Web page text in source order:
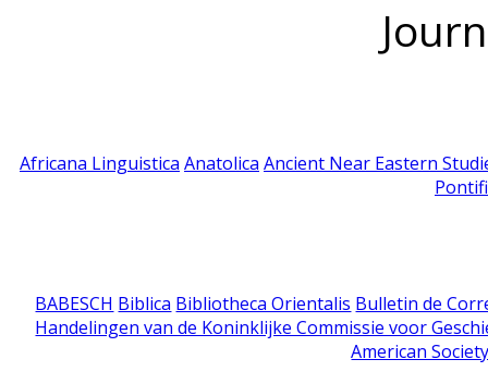
Africana Linguistica Anatolica Ancient Near Eastern
BABESCH Biblica Bibliotheca Orientalis Bulletin de
Handelingen van de Koninklijke Commissie voor
American